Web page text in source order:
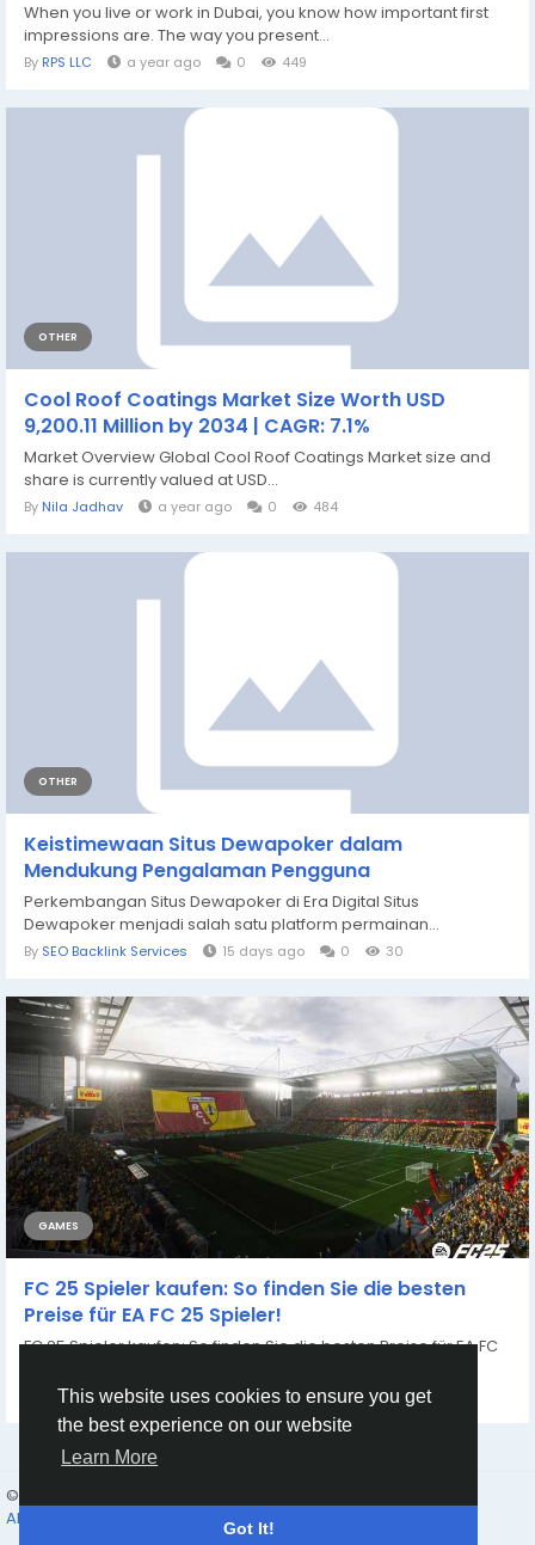
This website uses cookies to ensure you get
the best experience on our website
Learn More
Got It!
When you live or work in Dubai, you know how important first
impressions are. The way you present...
By RPS LLC a year ago 0 449
OTHER
Cool Roof Coatings Market Size Worth USD
9,200.11 Million by 2034 | CAGR: 7.1%
Market Overview Global Cool Roof Coatings Market size and
share is currently valued at USD...
By Nila Jadhav a year ago 0 484
OTHER
Keistimewaan Situs Dewapoker dalam
Mendukung Pengalaman Pengguna
Perkembangan Situs Dewapoker di Era Digital Situs
Dewapoker menjadi salah satu platform permainan...
By SEO Backlink Services 15 days ago 0 30
GAMES
FC 25 Spieler kaufen: So finden Sie die besten
Preise für EA FC 25 Spieler!
FC 25 Spieler kaufen: So finden Sie die besten Preise für EA FC
Casey Bennett 2 years ago 0 585
© 2026 Humans and Slaves
About
Terms Contact Us